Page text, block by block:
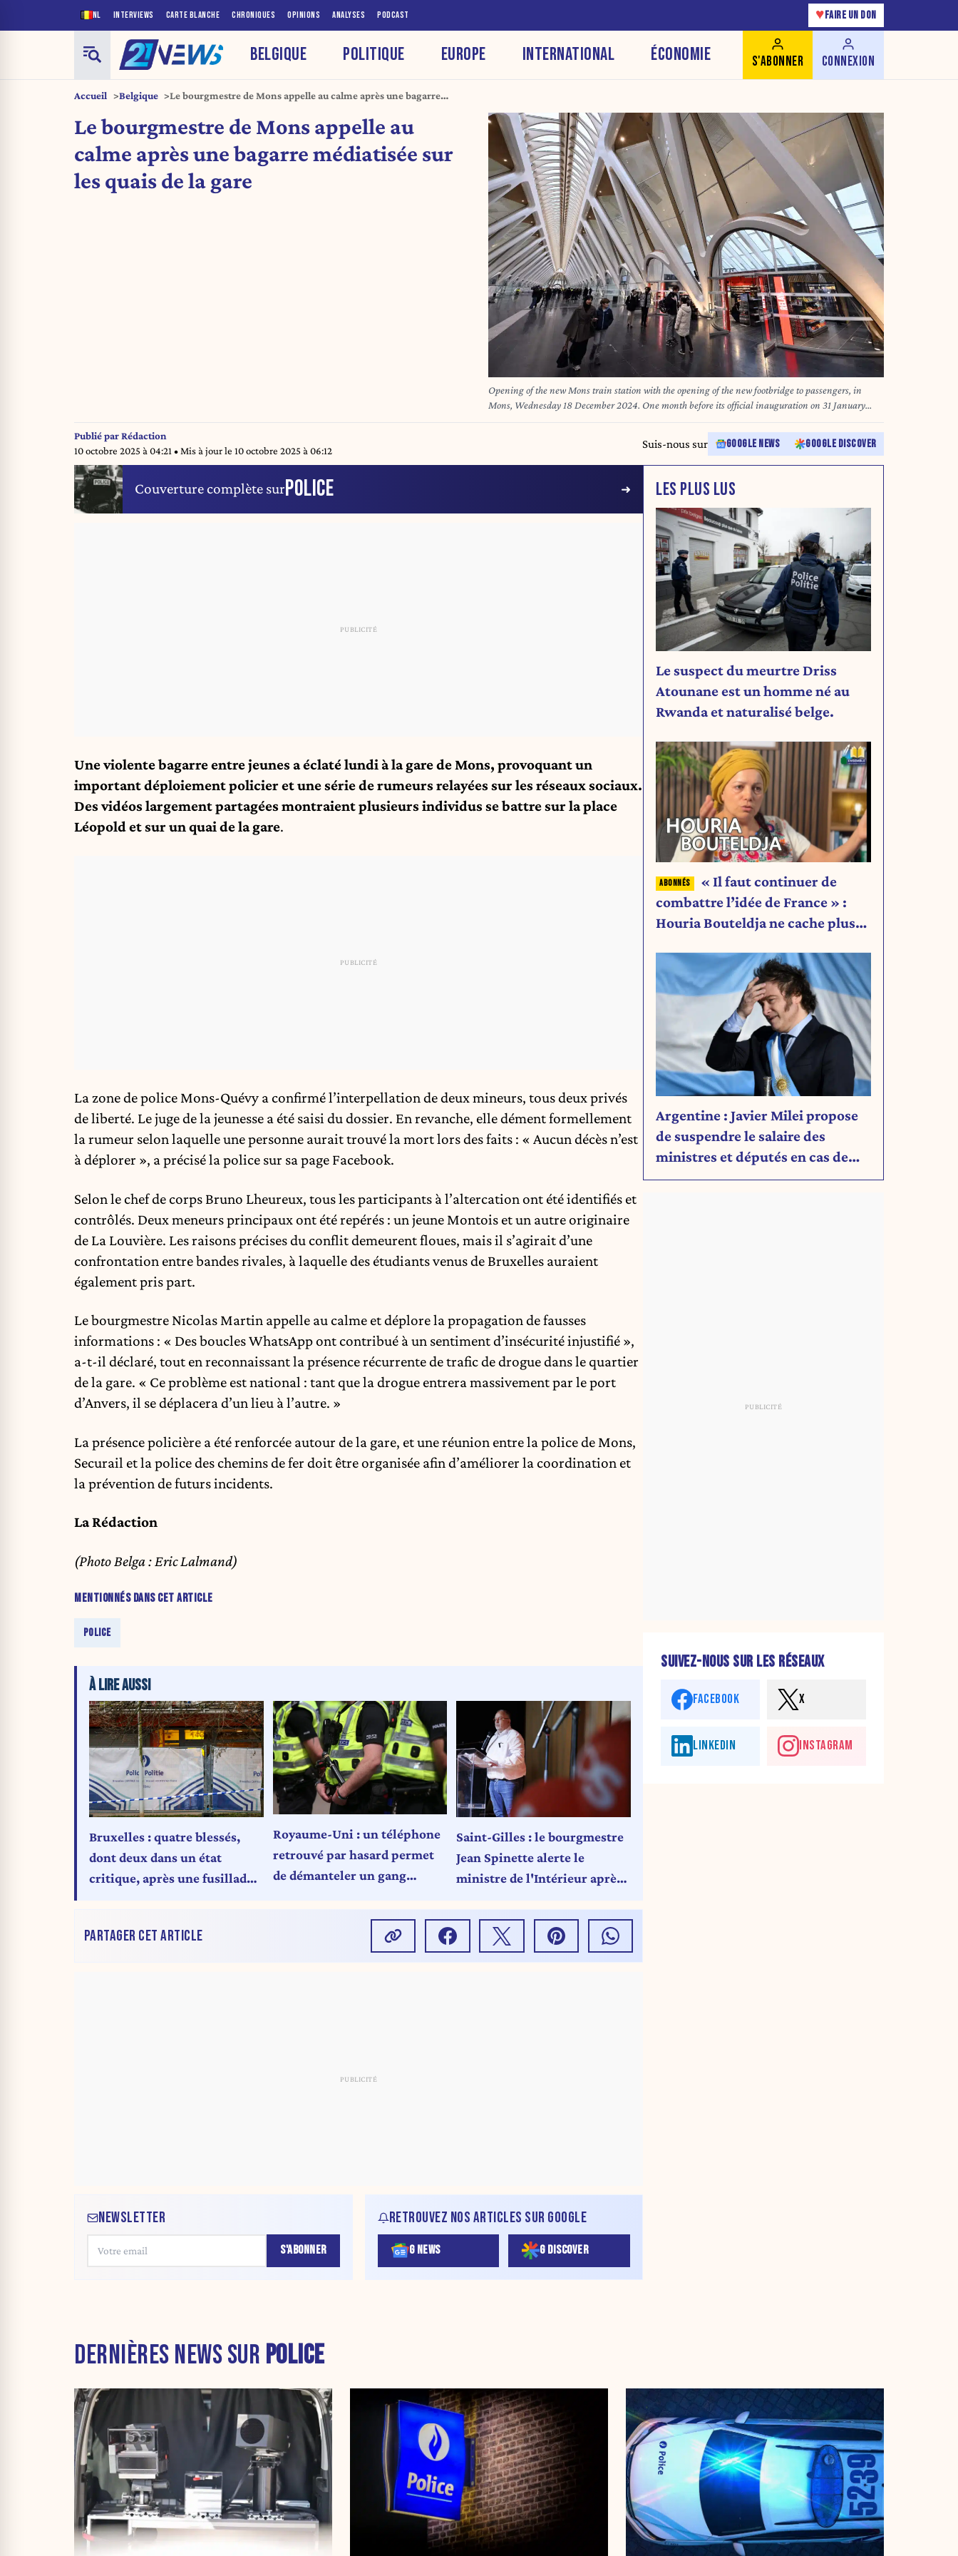
NL INTERVIEWS CARTE BLANCHE CHRONIQUES OPINIONS ANALYSES PODCAST ♥ FAIRE UN DON
BELGIQUE POLITIQUE EUROPE INTERNATIONAL ÉCONOMIE S'ABONNER CONNEXION
Accueil Belgique
Le bourgmestre de Mons appelle au calme après une bagarre
Le bourgmestre de Mons appelle au
calme après une bagarre médiatisée sur
les quais de la gare
Opening of the new Mons train station with the opening of the new footbridge to passengers, in
Mons, Wednesday 18 December 2024. One month before its official inauguration on 31 January
2025, the commissioning of the new Mons station marks the end of an imposing project that has
been ten years in the making, with a budget that has risen from 37 to 480 million euros. BELGA
Publié parRédaction
10 octobre 2025 à 04:21• Mis à jour le 10 octobre 2025 à 06:12
Suis-nous sur GOOGLE NEWS GOOGLE DISCOVER
Couverture complète surPOLICE
Une violente bagarre entre jeunes a éclaté lundi à la gare de Mons, provoquant un
important déploiement policier et une série de rumeurs relayées sur les réseaux sociaux.
Des vidéos largement partagées montraient plusieurs individus se battre sur la place
Léopold et sur un quai de la gare.
La zone de police Mons-Quévy a confirmé l’interpellation de deux mineurs, tous deux privés
de liberté. Le juge de la jeunesse a été saisi du dossier. En revanche, elle dément formellement
la rumeur selon laquelle une personne aurait trouvé la mort lors des faits : « Aucun décès n’est
à déplorer », a précisé la police sur sa page Facebook.
Selon le chef de corps Bruno Lheureux, tous les participants à l’altercation ont été identifiés et
contrôlés. Deux meneurs principaux ont été repérés : un jeune Montois et un autre originaire
de La Louvière. Les raisons précises du conflit demeurent floues, mais il s’agirait d’une
confrontation entre bandes rivales, à laquelle des étudiants venus de Bruxelles auraient
également pris part.
Le bourgmestre Nicolas Martin appelle au calme et déplore la propagation de fausses
informations : « Des boucles WhatsApp ont contribué à un sentiment d’insécurité injustifié »,
a-t-il déclaré, tout en reconnaissant la présence récurrente de trafic de drogue dans le quartier
de la gare. « Ce problème est national : tant que la drogue entrera massivement par le port
d’Anvers, il se déplacera d’un lieu à l’autre. »
La présence policière a été renforcée autour de la gare, et une réunion entre la police de Mons,
Securail et la police des chemins de fer doit être organisée afin d’améliorer la coordination et
la prévention de futurs incidents.
La Rédaction
(Photo Belga : Eric Lalmand)
MENTIONNÉS DANS CET ARTICLE
POLICE
À LIRE AUSSI
Bruxelles : quatre blessés,
dont deux dans un état
critique, après une fusillade
Royaume-Uni : un téléphone
retrouvé par hasard permet
de démanteler un gang
Saint-Gilles : le bourgmestre
Jean Spinette alerte le
ministre de l'Intérieur après
“Des enfants à portée d’une
guerre de gangs”
PARTAGER CET ARTICLE
NEWSLETTER
S'ABONNER
RETROUVEZ NOS ARTICLES SUR GOOGLE
G NEWS G DISCOVER
LES PLUS LUS
Le suspect du meurtre Driss
Atounane est un homme né au
Rwanda et naturalisé belge.
« Il faut continuer de
combattre l’idée de France » :
Houria Bouteldja ne cache plus
Argentine : Javier Milei propose
de suspendre le salaire des
ministres et députés en cas de
déficit budgétaire
SUIVEZ-NOUS SUR LES RÉSEAUX
FACEBOOK X
LINKEDIN INSTAGRAM
DERNIÈRES NEWS SUR POLICE